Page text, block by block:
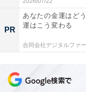
PR
あなたの金運はど
運はこう変わる
合同会社デジタルファ